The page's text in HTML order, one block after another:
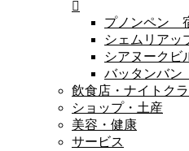
プノンペン
シェムリア
シアヌーク
バッタンバ
飲食店・ナイトク
ショップ・土産
美容・健康
サービス